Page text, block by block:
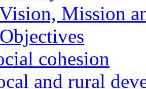
Mission
cohesion
and rural